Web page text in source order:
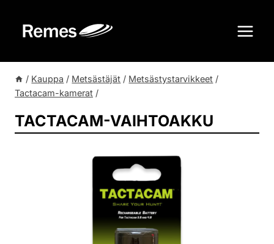
sisältöön
/ Kauppa / Metsästäjät / Metsästystarvikkeet /
Tactacam-kamerat /
TACTACAM-VAIHTOAKKU